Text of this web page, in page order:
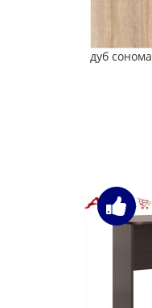
дуб сонома